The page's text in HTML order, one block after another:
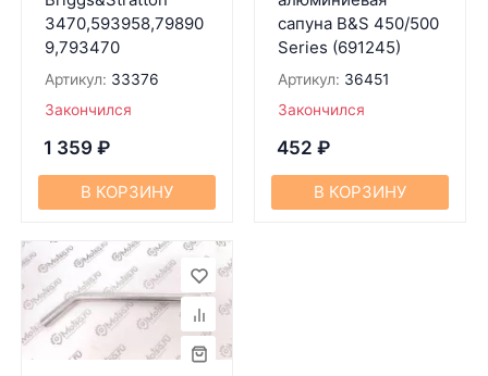
3470,593958,79890
9,793470
Артикул: 33376
Закончился
1 359 ₽
В КОРЗИНУ
сапуна B&S 450/500
Series (691245)
Артикул: 36451
Закончился
452 ₽
В КОРЗИНУ